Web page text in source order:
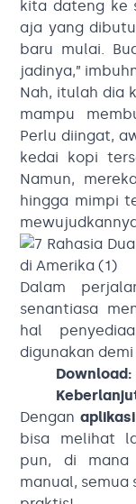
kita dateng ke
aja yang
baru mulai.
jadinya,”
Nah, itulah dia
mampu
Perlu diingat,
kedai kopi
Namun,
hingga mimpi
Dalam
senantiasa
hal
digunakan
Dengan
bisa melihat
pun, di
manual,